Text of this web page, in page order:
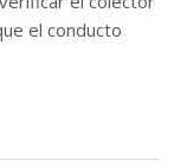
el conducto